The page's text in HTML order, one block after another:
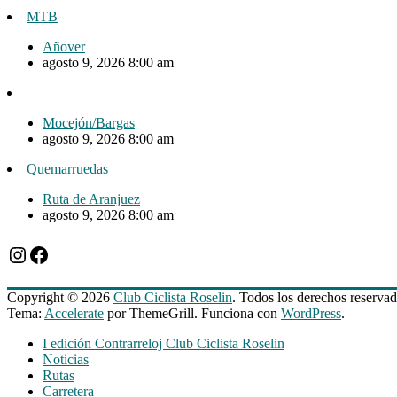
MTB
Añover
agosto 9, 2026 8:00 am
Mocejón/Bargas
agosto 9, 2026 8:00 am
Quemarruedas
Ruta de Aranjuez
agosto 9, 2026 8:00 am
Instagram
Facebook
Copyright © 2026 Club Ciclista Roselin. Todos los derechos
Tema: Accelerate por ThemeGrill. Funciona con WordPress.
I edición Contrarreloj Club Ciclista Roselin
Noticias
Rutas
Carretera